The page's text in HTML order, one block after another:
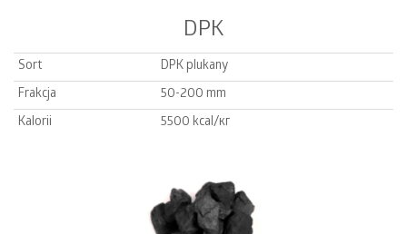
DPK
Sort
DPK plukany
Frakcja
50-200 mm
Kalorii
5500 kcal/кг